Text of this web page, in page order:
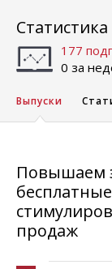
Статистика
177
0 за
Выпуски
Повышаем
продаж